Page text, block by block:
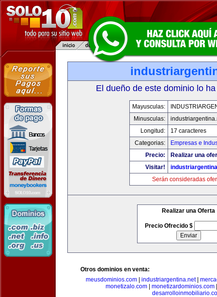
El dueño de este dominio lo
Mayusculas:
Minusculas:
Longitud:
17 caracteres
Categorias:
Empresas e
Precio:
Realizar una
Visitar!
Serán consideradas
Realizar una Oferta
Precio Ofrecido $
Otros dominios en venta:
meusdominios.com| industriargentina.net|
monetizalo.com| monetizardominios.com